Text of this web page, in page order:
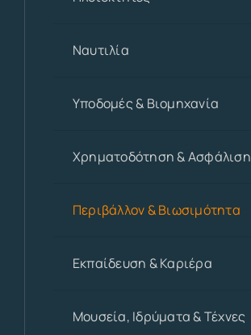
Ναυτιλία
Υποδομές & Βιομηχανία
Χρηματοδότηση & Ασφάλιση
Περιβάλλον & Βιωσιμότητα
Εκπαίδευση & Καριέρα
Μουσεία, Ιδρύματα & Τέχνες